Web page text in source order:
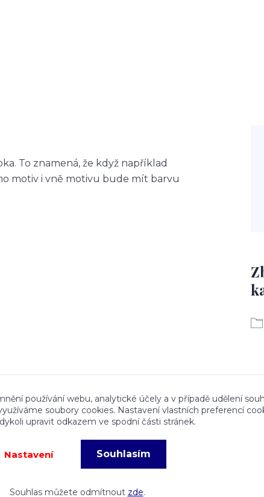
To znamená, že když například
motiv i vně motivu bude mít barvu
zveřejněný na stránkách Talocan.cz a
provozovatele je zakázáno.
používání webu, analytické účely a v případě udělení
soubory cookies. Nastavení vlastních preferencí
upravit odkazem ve spodní části stránek.
Nastavení Souhlasím
Souhlas můžete odmítnout zde.